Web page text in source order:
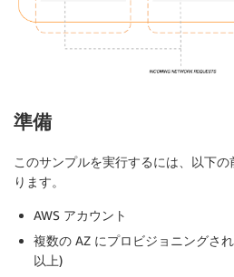
準備
このサンプルを実行するには、以下
ります。
AWS アカウント
複数の AZ にプロビジョニングさ
以上)